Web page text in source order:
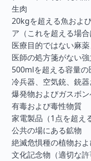
生肉
20kgを超える魚およ
ア（これを超える場
医療目的ではない麻
医師の処方箋がない
500mlを超える容量の
冷兵器、空気銃、銃
爆発物およびガスボン
有毒および毒性物質
家電製品（1点を超え
公共の場にある鉱物
絶滅危惧種の植物お
文化記念物（適切な許